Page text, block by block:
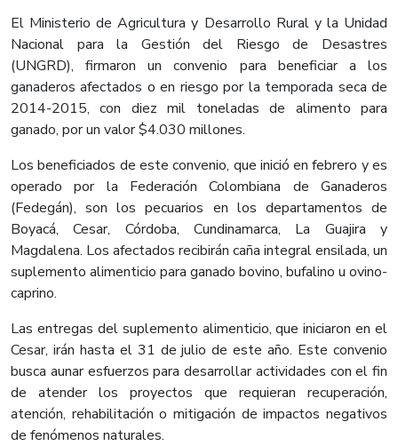
El Ministerio de Agricultura y Desarrollo Rural y la Unidad
Nacional para la Gestión del Riesgo de Desastres
(UNGRD), firmaron un convenio para beneficiar a los
ganaderos afectados o en riesgo por la temporada seca de
2014-2015, con diez mil toneladas de alimento para
ganado, por un valor $4.030 millones.
Los beneficiados de este convenio, que inició en febrero y es
operado por la Federación Colombiana de Ganaderos
(Fedegán), son los pecuarios en los departamentos de
Boyacá, Cesar, Córdoba, Cundinamarca, La Guajira y
Magdalena. Los afectados recibirán caña integral ensilada, un
suplemento alimenticio para ganado bovino, bufalino u ovino-
caprino.
Las entregas del suplemento alimenticio, que iniciaron en el
Cesar, irán hasta el 31 de julio de este año. Este convenio
busca aunar esfuerzos para desarrollar actividades con el fin
de atender los proyectos que requieran recuperación,
atención, rehabilitación o mitigación de impactos negativos
de fenómenos naturales.